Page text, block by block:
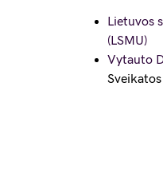
Lietuvos
(LSMU)
Vytauto